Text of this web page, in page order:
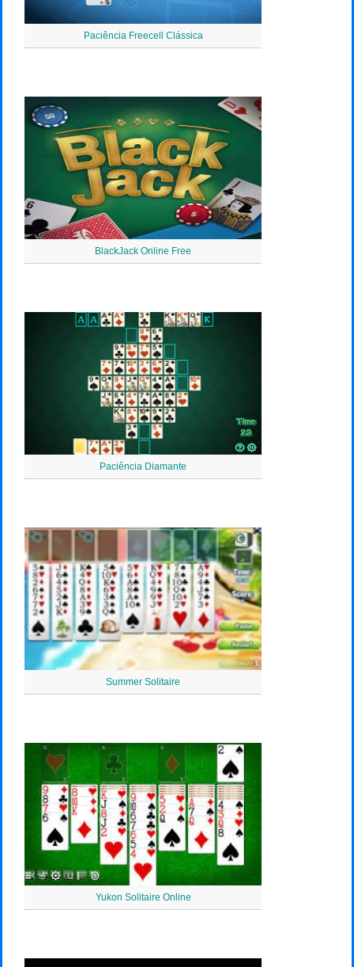
Paciência Freecell Clássica
BlackJack Online Free
Paciência Diamante
Summer Solitaire
Yukon Solitaire Online